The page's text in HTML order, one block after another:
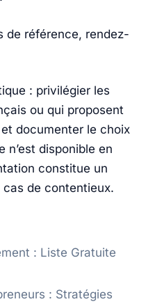
de référence, rendez-
: privilégier les
ou qui proposent
documenter le choix
n’est disponible en
constitue un
de contentieux.
: Liste Gratuite
: Stratégies